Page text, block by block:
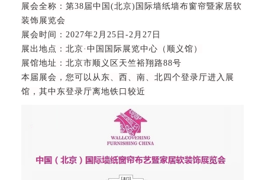
展会全称：第38届中国(北京)国际墙纸墙布窗帘暨家居软
装饰展览会
展会时间：2027年2月25日-2月27日
展出地点：北京·中国国际展览中心（顺义馆）
展馆地址： 北京市顺义区天竺裕翔路88号
本届展会，您可以从东、西、南、北四个登录厅进入展
馆，其中东登录厅离地铁口较近